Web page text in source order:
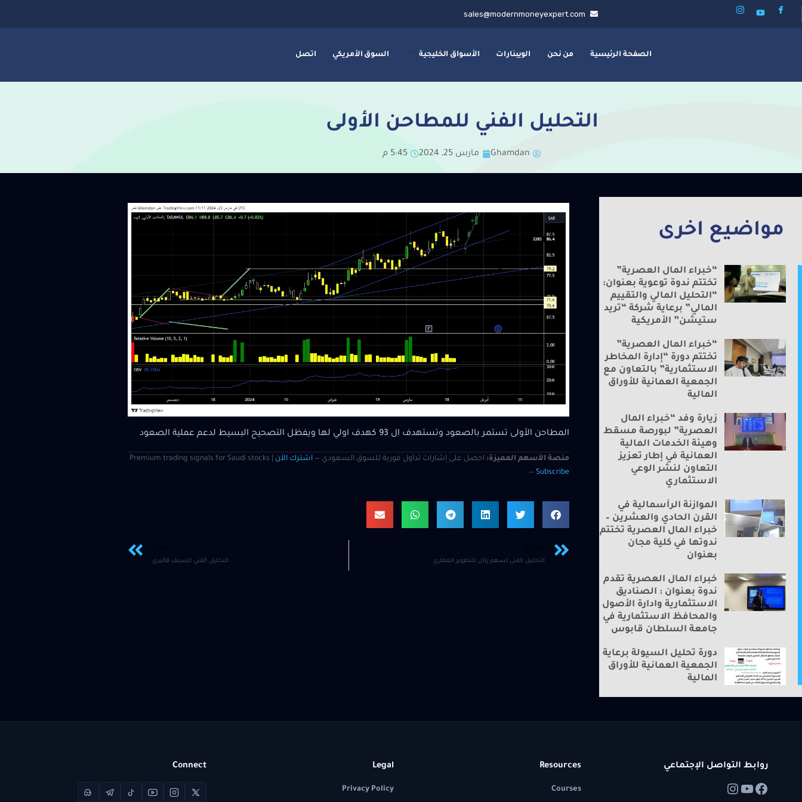
sales@modernmoneyexpert.com
الصفحة الرئيسية من نحن الويبنارات الأسواق الخليجية السوق الأمريكي اتصل
التحليل الفني للمطاحن الأولى
Ghamdan مارس 25, 2024 5:45 م
مواضيع اخرى
“خبراء المال العصرية”
تختتم ندوة توعوية بعنوان:
“التحليل المالي والتقييم
المالي” برعاية شركة “تريد
ستيشن” الأمريكية
“خبراء المال العصرية”
تختتم دورة “إدارة المخاطر
الاستثمارية” بالتعاون مع
الجمعية العمانية للأوراق
المالية
زيارة وفد “خبراء المال
العصرية” لبورصة مسقط
وهيئة الخدمات المالية
العمانية في إطار تعزيز
التعاون لنشر الوعي
الاستثماري
الموازنة الرأسمالية في
القرن الحادي والعشرين –
خبراء المال العصرية تختتم
ندوتها في كلية مجان
بعنوان
خبراء المال العصرية تقدم
ندوة بعنوان : الصناديق
الاستثمارية وادارة الأصول
والمحافظ الاستثمارية في
جامعة السلطان قابوس
دورة تحليل السيولة برعاية
الجمعية العمانية للأوراق
المالية
المطاحن الأولى تستمر بالصعود وتستهدف ال 93 كهدف اولي لها ويفظل التصحيح البسيط لدعم عملية الصعود
منصة الأسهم المميزة: احصل على إشارات تداول فورية للسوق السعودي — اشترك الآن
| Premium trading signals for Saudi stocks
—Subscribe
التحليل الفني لسهم رتال للتطوير العقاري التحليل الفني للسيف قاليري
روابط التواصل الإجتماعي Resources
Courses
Legal
Privacy Policy
Connect